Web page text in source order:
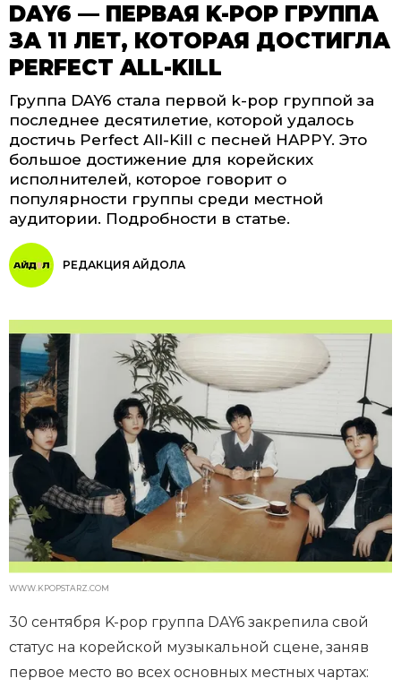
DAY6 — ПЕРВАЯ K-POP ГРУППА
ЗА 11 ЛЕТ, КОТОРАЯ ДОСТИГЛА
PERFECT ALL-KILL
Группа DAY6 стала первой k-pop группой за
последнее десятилетие, которой удалось
достичь Perfect All-Kill с песней HAPPY. Это
большое достижение для корейских
исполнителей, которое говорит о
популярности группы среди местной
аудитории. Подробности в статье.
РЕДАКЦИЯ АЙДОЛА
WWW.KPOPSTARZ.COM
30 сентября K-pop группа DAY6 закрепила свой
статус на корейской музыкальной сцене, заняв
первое место во всех основных местных чартах: